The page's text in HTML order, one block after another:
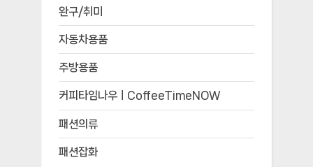
완구/취미
자동차용품
주방용품
커피타임나우ㅣCoffeeTimeNOW
패션의류
패션잡화